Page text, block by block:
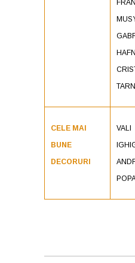
CELE MAI
BUNE
DECORURI
VALI